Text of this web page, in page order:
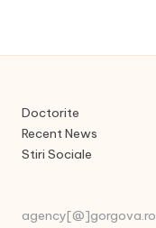
Doctorite
Recent News
Stiri Sociale
agency[@]gorgova.ro